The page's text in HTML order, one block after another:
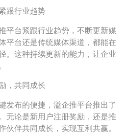
跟行业趋势
平台紧跟行业趋势，不断更新媒
平台还是传统媒体渠道，都能在
。这种持续更新的能力，让企业
，共同成长
发布的便捷，溢企推平台推出了
无论是新用户注册奖励，还是推
伙伴共同成长，实现互利共赢。